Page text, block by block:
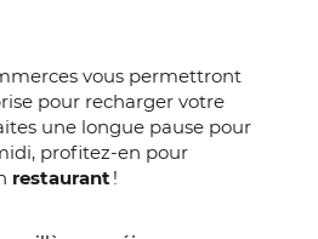
vous permettront
pour recharger votre
une longue pause pour
profitez-en pour
restaurant !